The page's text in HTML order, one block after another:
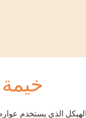
خيمة